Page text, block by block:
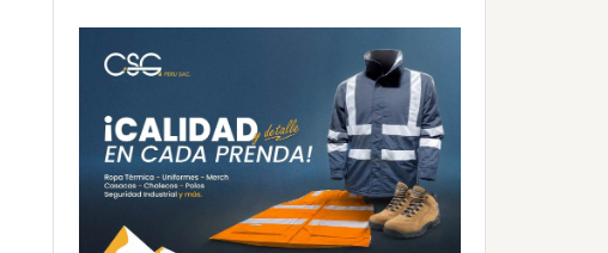
principal